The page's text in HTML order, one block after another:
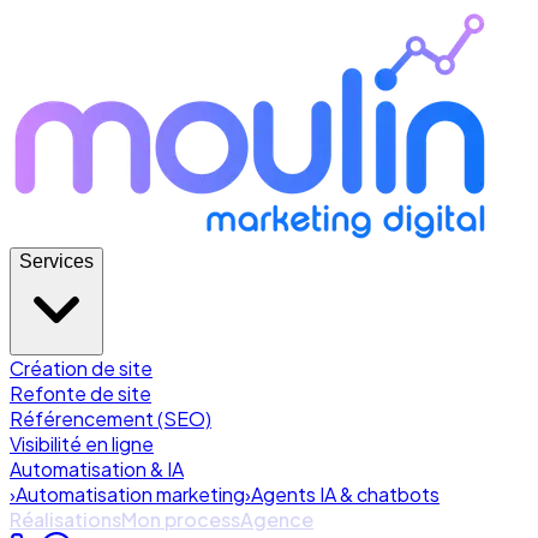
Services
Création de site
Refonte de site
Référencement (SEO)
Visibilité en ligne
Automatisation & IA
›Automatisation marketing›Agents IA & chatbots
RéalisationsMon processAgence